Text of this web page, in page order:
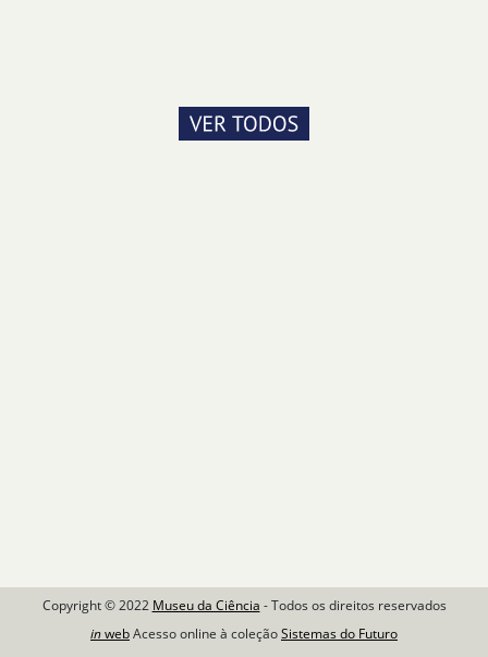
Copyright © 2022 Museu da Ciência - Todos os direitos reservados
inwebAcesso online à coleçãoSistemas do Futuro